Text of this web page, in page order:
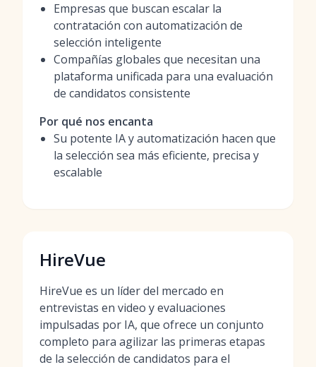
Empresas que buscan escalar la
contratación con automatización de
selección inteligente
Compañías globales que necesitan una
plataforma unificada para una evaluación
de candidatos consistente
Por qué nos encanta
Su potente IA y automatización hacen que
la selección sea más eficiente, precisa y
escalable
HireVue
HireVue es un líder del mercado en
entrevistas en video y evaluaciones
impulsadas por IA, que ofrece un conjunto
completo para agilizar las primeras etapas
de la selección de candidatos para el